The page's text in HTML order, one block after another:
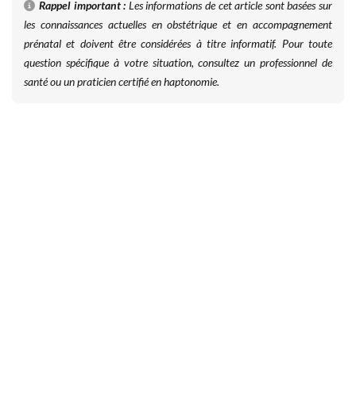
Rappel important : Les informations de cet article sont basées sur
les connaissances actuelles en obstétrique et en accompagnement
prénatal et doivent être considérées à titre informatif. Pour toute
question spécifique à votre situation, consultez un professionnel de
santé ou un praticien certifié en haptonomie.